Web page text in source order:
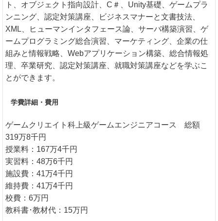
ト、オブジェクト指向設計、C＃、Unity基礎、ゲームプラ
ンニング、認定対策講座、ビジネスマナーと文書技法、
XML、ヒューマンインタフェース論、サーバ構築演習、ゲ
ームプログラミング総合演習、マーケティング、企業の仕
組みと情報戦略、Webアプリケーション構築、総合情報処
理、卒業研究、認定対策講座、就職対策講座などを学ぶこ
とができます。
学費詳細・費用
ゲームクリエイト科上級ゲームエンジニアコース 総額
319万8千円
授業料：167万4千円
実習料：48万6千円
施設費：41万4千円
維持費：41万4千円
校費：6万円
教科書･教材代：15万円